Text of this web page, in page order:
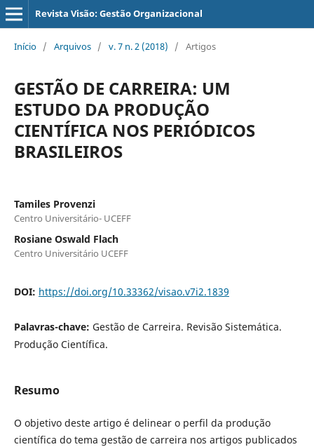
Revista Visão: Gestão Organizacional
Início / Arquivos / v. 7 n. 2 (2018) / Artigos
GESTÃO DE CARREIRA: UM
ESTUDO DA PRODUÇÃO
CIENTÍFICA NOS PERIÓDICOS
BRASILEIROS
Tamiles Provenzi
Centro Universitário- UCEFF
Rosiane Oswald Flach
Centro Universitário UCEFF
DOI: https://doi.org/10.33362/visao.v7i2.1839
Palavras-chave: Gestão de Carreira. Revisão Sistemática.
Produção Científica.
Resumo
O objetivo deste artigo é delinear o perfil da produção
científica do tema gestão de carreira nos artigos publicados